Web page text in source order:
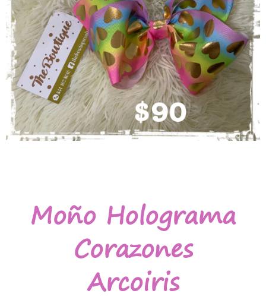
Moño Holograma
Corazones
Arcoiris